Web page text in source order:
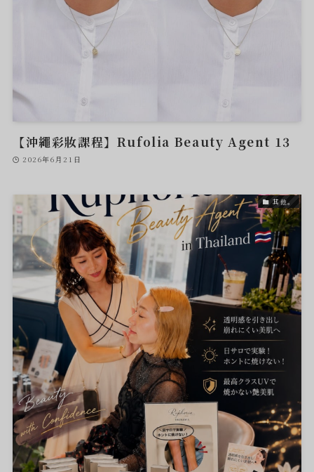
【沖繩彩妝課程】Rufolia Beauty Agent 13
2026年6月21日
其他。